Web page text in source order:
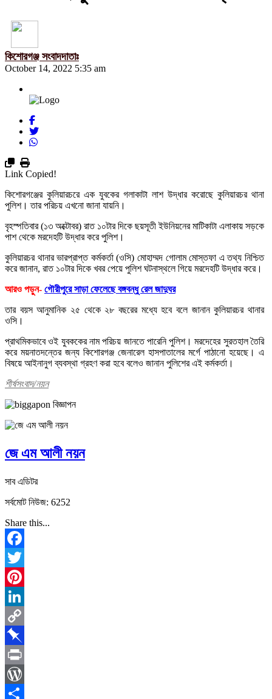
কিশোরগঞ্জ সংবাদদাতাঃ
October 14, 2022 5:35 am
Link Copied!
কিশোরগঞ্জের কুলিয়ারচরে এক যুবকের গলাকাটা লাশ উদ্ধার করােছে কুলিয়ারচর থানা
পুলিশ। তার পরিচয় এখনো জানা যায়নি।
বৃহস্পতিবার (১৩ অক্টোবর) রাত ১০টার দিকে ছয়সূতী ইউনিয়নের মাটিকাটা এলাকায় সড়কে
পাশ থেকে মরদেহটি উদ্ধার করে পুলিশ।
কুলিয়ারচর থানার ভারপ্রাপ্ত কর্মকর্তা (ওসি) মোহাম্মদ গোলাম মোস্তফা এ তথ্য নিশ্চিত
করে জানান, রাত ১০টার দিকে খবর পেয়ে পুলিশ ঘটনাস্থলে গিয়ে মরদেহটি উদ্ধার করে।
আরও পড়ুন- গৌরীপুরে সাড়া ফেলেছে বঙ্গবন্ধু রেল জাদুঘর
তার বয়স আনুমানিক ২৫ থেকে ২৮ বছরের মধ্যে হবে বলে জানান কুলিয়ারচর থানার
ওসি।
প্রাথমিকভাবে ওই যুবককের নাম পরিচয় জানতে পারেনি পুলিশ। মরদেহের সুরতহাল তৈরি
করে ময়নাতদন্তের জন্য কিশোরগঞ্জ জেনারেল হাসপাতালের মর্গে পাঠানো হয়েছে। এ
বিষয়ে আইনানুগ ব্যবস্থা গ্রহণ করা হবে বলেও জানান পুলিশের এই কর্মকর্তা।
শীর্ষসংবাদ/নয়ন
জে এম আলী নয়ন
সাব এডিটর
সর্বমোট নিউজ: 6252
Share this...
Facebook
Twitter
Pinterest
LinkedIn
Copy
Link
Pinboard
Print
WordPress